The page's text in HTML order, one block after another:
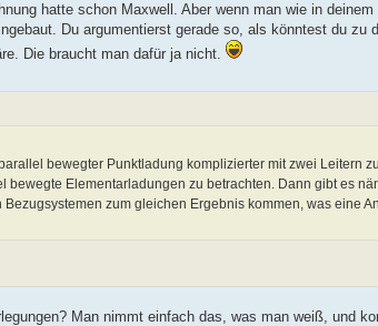
hatte schon Maxwell. Aber wenn man wie in
Du argumentierst gerade so, als könntest du zu
Die braucht man dafür ja nicht.
bewegter Punktladung komplizierter mit zwei Leitern
Elementarladungen zu betrachten. Dann gibt es
zum gleichen Ergebnis kommen, was eine
Man nimmt einfach das, was man weiß, und